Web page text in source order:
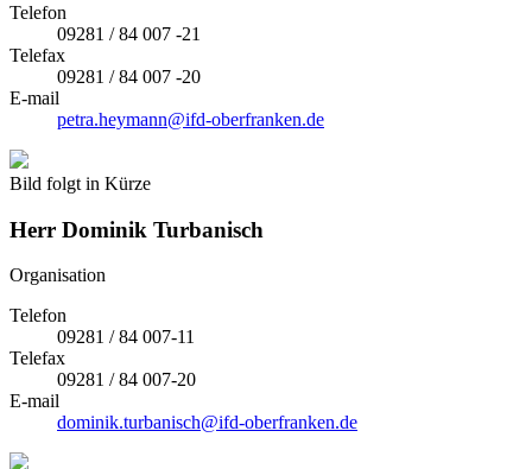
Telefon
09281 / 84 007 -21
Telefax
09281 / 84 007 -20
E-mail
petra.heymann@ifd-oberfranken.de
Bild folgt in Kürze
Herr Dominik Turbanisch
Organisation
Telefon
09281 / 84 007-11
Telefax
09281 / 84 007-20
E-mail
dominik.turbanisch@ifd-oberfranken.de